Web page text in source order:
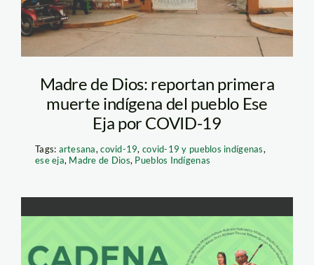
Madre de Dios: reportan primera
muerte indígena del pueblo Ese
Eja por COVID-19
Tags: artesana,covid-19,covid-19 y pueblos indígenas,
ese eja, Madre de Dios, Pueblos Indígenas
cadena-solidaria